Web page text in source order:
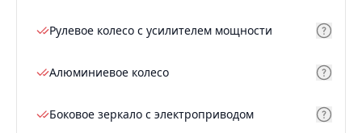
Рулевое колесо с усилителем мощности
Алюминиевое колесо
Боковое зеркало с электроприводом